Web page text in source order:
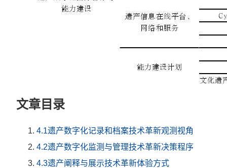
文章目录
4.1遗产数字化记录和档案技术革新观测视角
4.2遗产数字化监测与管理技术革新决策程序
4.3遗产阐释与展示技术革新体验方式